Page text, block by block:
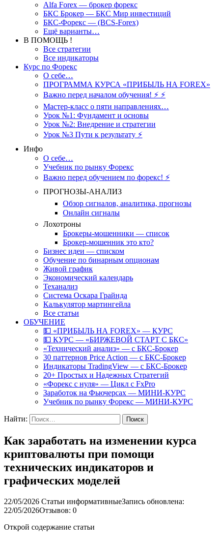
Alfa Forex — брокер форекс
БКС Брокер — БКС Мир инвестиций
БКС-Форекс — (BCS-Forex)
Ещё варианты…
В ПОМОЩЬ !
Все стратегии
Все индикаторы
Курс по Форекс
О себе…
ПРОГРАММА КУРСА «ПРИБЫЛЬ НА FOREX»
Важно перед началом обучения! ⚡ ⚡
Мастер-класс о пяти направлениях…
Урок №1: Фундамент и основы
Урок №2: Внедрение и стратегии
Урок №3 Пути к результату ⚡️
Инфо
О себе…
Учебник по рынку Форекс
Важно перед обучением по форекс! ⚡
ПРОГНОЗЫ-АНАЛИЗ
Обзор сигналов, аналитика, прогнозы
Онлайн сигналы
Лохотроны
Брокеры-мошенники — список
Брокер-мошенник это кто?
Бизнес идеи — списком
Обучение по бинарным опционам
Живой график
Экономический календарь
Теханализ
Система Оскара Грайнда
Калькулятор мартингейла
Все статьи
ОБУЧЕНИЕ
💵 «ПРИБЫЛЬ НА FOREX» — КУРС
💵 КУРС — «БИРЖЕВОЙ СТАРТ С БКС»
«Технический анализ» — с БКС-Брокер
30 паттернов Price Action — с БКС-Брокер
Индикаторы TradingView — с БКС-Брокер
20+ Простых и Надежных Стратегий
«Форекс с нуля» — Цикл с FxPro
Заработок на Фьючерсах — МИНИ-КУРС
Учебник по рынку Форекс — МИНИ-КУРС
Найти:
Как заработать на изменении курса
криптовалюты при помощи
технических индикаторов и
графических моделей
22/05/2026 Статьи информативныеЗапись обновлена:
22/05/2026Отзывов: 0
Открой содержание статьи